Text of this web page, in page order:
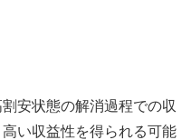
安状態の解消過程での収
い収益性を得られる可能